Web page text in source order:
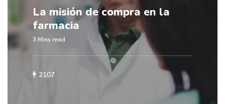
La misión de compra en la
farmacia
3 Mins read
2107